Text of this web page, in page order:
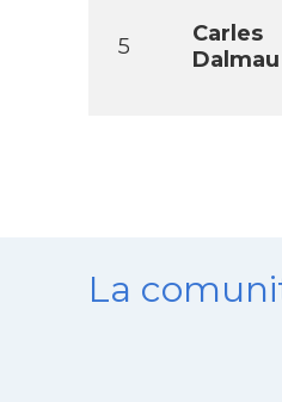
5
Carles
Dalmau
La